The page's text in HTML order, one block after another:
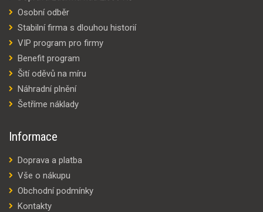
Osobní odběr
Stabilní firma s dlouhou historií
VIP program pro firmy
Benefit program
Šití oděvů na míru
Náhradní plnění
Šetříme náklady
Informace
Doprava a platba
Vše o nákupu
Obchodní podmínky
Kontakty